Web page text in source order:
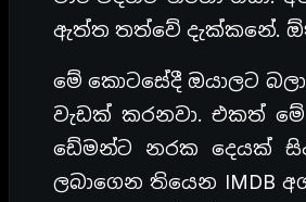
ඇත්ත තත්වේ දැක්කනේ.
මේ කොටසේදී ඔයාලට
වැඩක් කරනවා. එකත්
ඩේමන්ට නරක දෙයක්
ලබාගෙන තියෙන IMDB